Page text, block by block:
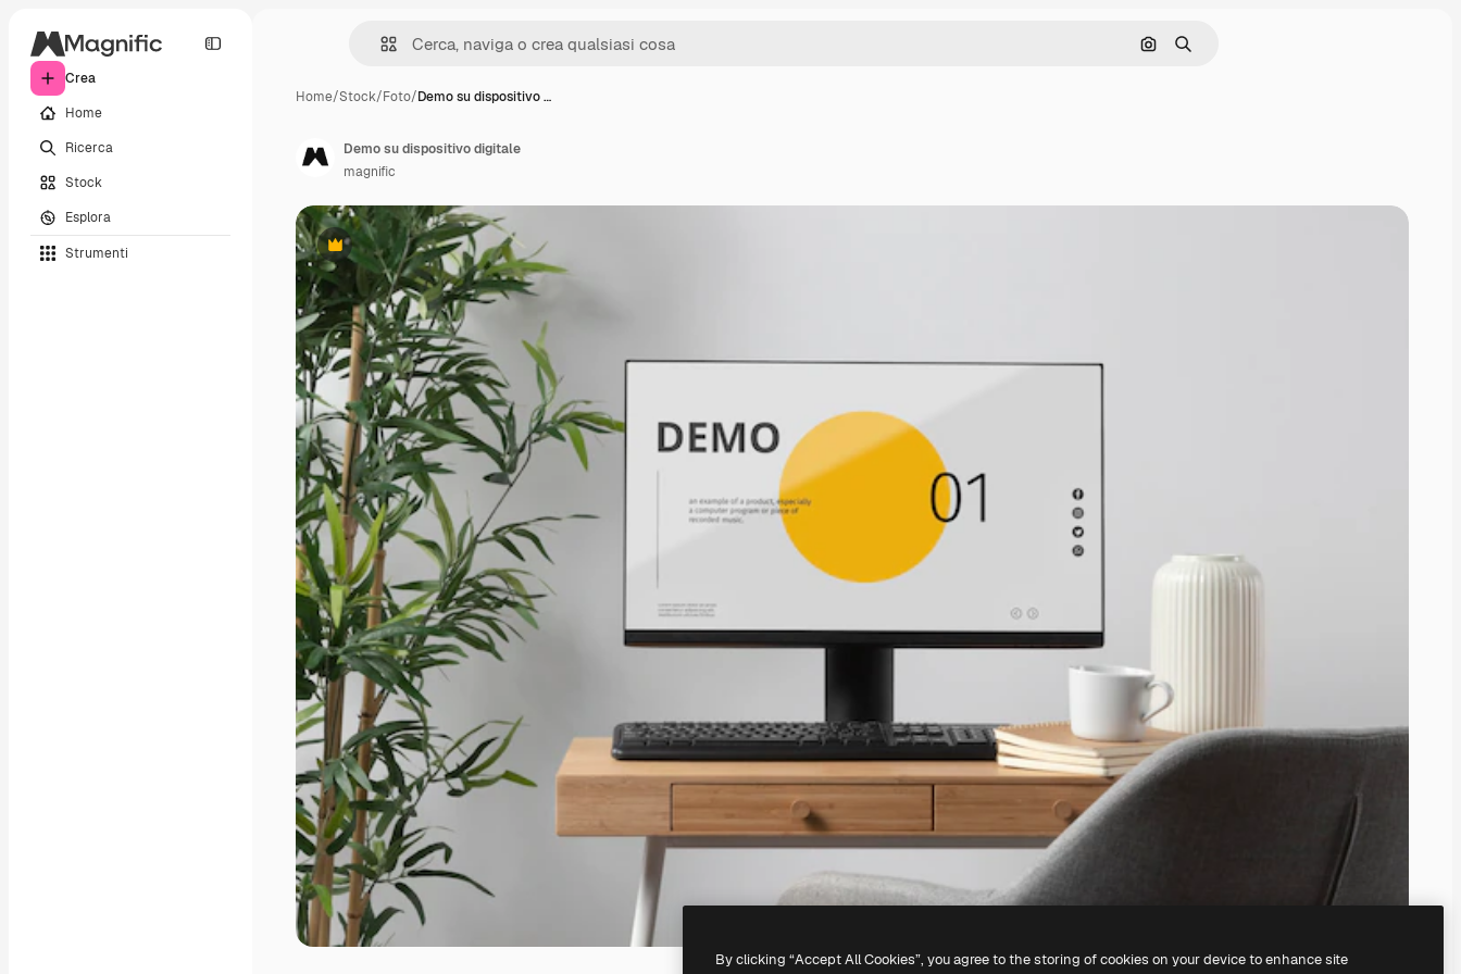
Crea
Home
Ricerca
Stock
Esplora
Strumenti
Cerca per immagine
Ricerca
Home/Stock/Foto/Demo su dispositivo …
Premium
Demo su dispositivo digitale
magnific
By clicking “Accept All Cookies”, you agree to the storing of cookies on your device to enhance site